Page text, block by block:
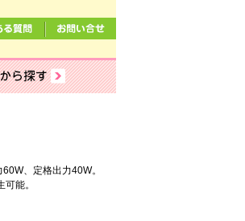
、定格出力40W。
能。